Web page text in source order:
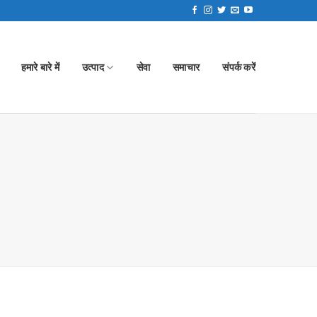
हमारे बारे में उत्पाद सेवा समाचार संपर्क करें